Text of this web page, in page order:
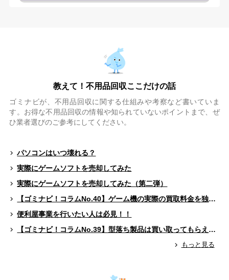
教えて！不用品回収ここだけの話
ゴミナビが、不用品回収に関する仕組みや考察など書いていま
す。お得な不用品回収の情報や知られていないポイントまで、ぜ
ひ業者選びのご参考にしてください。
パソコンはいつ壊れる？
実際にゲームソフトを売却してみた
実際にゲームソフトを売却してみた（第二弾）
【ゴミナビ！コラムNo.40】ゲーム機の実際の買取料金を独自調査！！
便利屋事業を行いたい人は必見！！
【ゴミナビ！コラムNo.39】型落ち製品は買い取ってもらえる？（ゲームソフト編）
もっと見る